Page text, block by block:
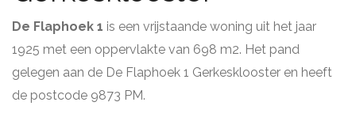
De Flaphoek 1 is een vrijstaande woning uit het jaar
1925 met een oppervlakte van 698 m2. Het pand
gelegen aan de De Flaphoek 1 Gerkesklooster en heeft
de postcode 9873 PM.